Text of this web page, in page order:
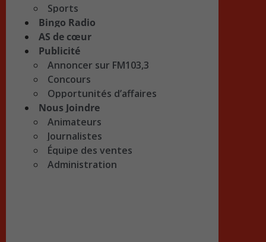
Sports
Bingo Radio
AS de cœur
Publicité
Annoncer sur FM103,3
Concours
Opportunités d’affaires
Nous Joindre
Animateurs
Journalistes
Équipe des ventes
Administration